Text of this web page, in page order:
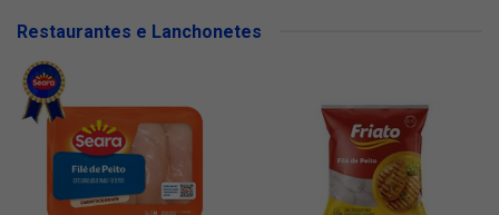
Restaurantes e Lanchonetes